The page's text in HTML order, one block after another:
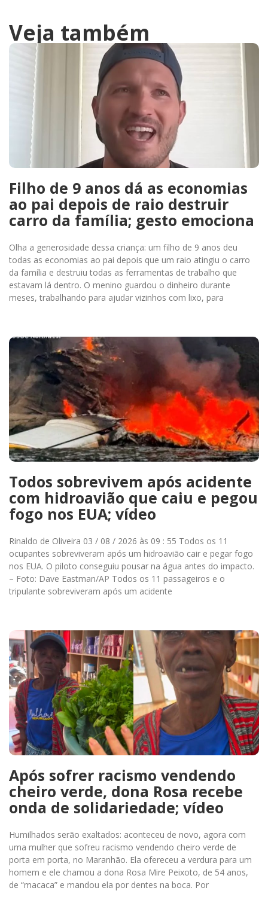
Veja também
Filho de 9 anos dá as economias
ao pai depois de raio destruir
carro da família; gesto emociona
Olha a generosidade dessa criança: um filho de 9 anos deu
todas as economias ao pai depois que um raio atingiu o carro
da família e destruiu todas as ferramentas de trabalho que
estavam lá dentro. O menino guardou o dinheiro durante
meses, trabalhando para ajudar vizinhos com lixo, para
Todos sobrevivem após acidente
com hidroavião que caiu e pegou
fogo nos EUA; vídeo
Rinaldo de Oliveira 03 / 08 / 2026 às 09 : 55 Todos os 11
ocupantes sobreviveram após um hidroavião cair e pegar fogo
nos EUA. O piloto conseguiu pousar na água antes do impacto.
– Foto: Dave Eastman/AP Todos os 11 passageiros e o
tripulante sobreviveram após um acidente
Após sofrer racismo vendendo
cheiro verde, dona Rosa recebe
onda de solidariedade; vídeo
Humilhados serão exaltados: aconteceu de novo, agora com
uma mulher que sofreu racismo vendendo cheiro verde de
porta em porta, no Maranhão. Ela ofereceu a verdura para um
homem e ele chamou a dona Rosa Mire Peixoto, de 54 anos,
de “macaca” e mandou ela por dentes na boca. Por